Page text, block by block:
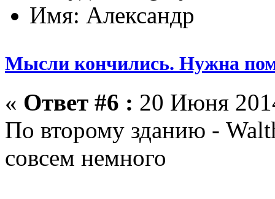
Имя: Александр
Мысли кончились. Нужна
« Ответ #6 : 20 Июня
По второму зданию -
совсем немного